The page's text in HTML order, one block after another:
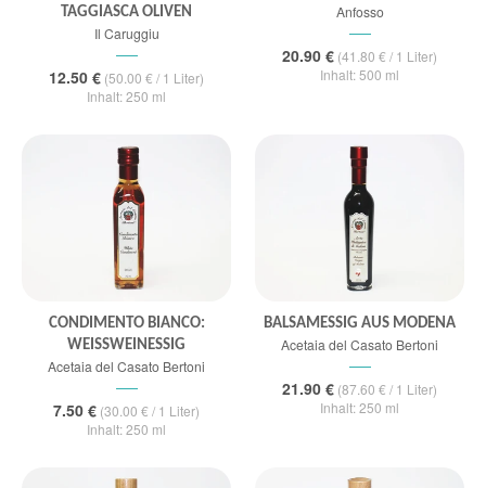
TAGGIASCA OLIVEN
Il Caruggiu
12.50 € (50.00 € / 1 Liter)
Inhalt: 250 ml
Anfosso
20.90 € (41.80 € / 1 Liter)
Inhalt: 500 ml
CONDIMENTO BIANCO:
WEISSWEINESSIG
Acetaia del Casato Bertoni
7.50 € (30.00 € / 1 Liter)
Inhalt: 250 ml
BALSAMESSIG AUS MODENA
Acetaia del Casato Bertoni
21.90 € (87.60 € / 1 Liter)
Inhalt: 250 ml